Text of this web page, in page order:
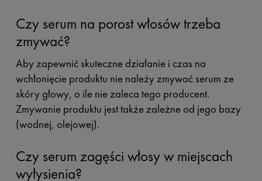
Czy serum na porost włosów trzeba
zmywać?
Aby zapewnić skuteczne działanie i czas na
wchłonięcie produktu nie należy zmywać serum ze
skóry głowy, o ile nie zaleca tego producent.
Zmywanie produktu jest także zależne od jego bazy
(wodnej, olejowej).
Czy serum zagęści włosy w miejscach
wyłysienia?